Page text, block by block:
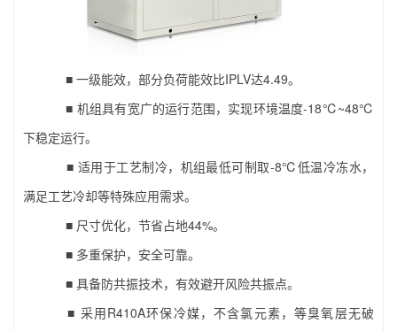
■ 一级能效，部分负荷能效比IPLV达4.49。
■ 机组具有宽广的运行范围，实现环境温度-18℃~48℃
下稳定运行。
■ 适用于工艺制冷，机组最低可制取-8℃低温冷冻水，
满足工艺冷却等特殊应用需求。
■ 尺寸优化，节省占地44%。
■ 多重保护，安全可靠。
■ 具备防共振技术，有效避开风险共振点。
■ 采用R410A环保冷媒，不含氯元素，等臭氧层无破